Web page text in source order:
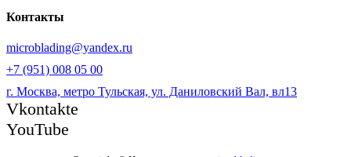
Контакты
microblading@yandex.ru
+7 (951) 008 05 00
г. Москва, метро Тульская, ул. Даниловский Вал, вл13
Vkontakte
YouTube